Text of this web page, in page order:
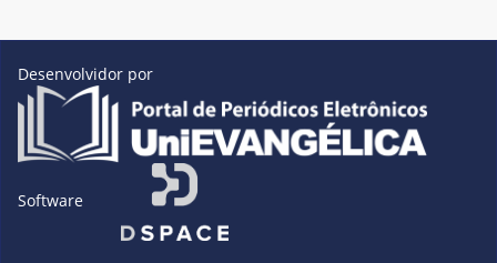
Desenvolvidor por
Software